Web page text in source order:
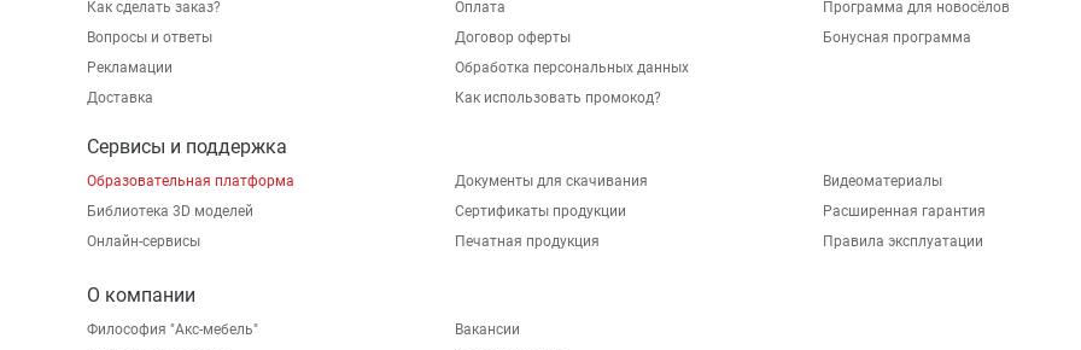
Как сделать заказ?
Вопросы и ответы
Рекламации
Доставка
Оплата
Договор оферты
Обработка персональных данных
Как использовать промокод?
Программа для новосёлов
Бонусная программа
Сервисы и поддержка
Образовательная платформа
Библиотека 3D моделей
Онлайн-сервисы
Документы для скачивания
Сертификаты продукции
Печатная продукция
Видеоматериалы
Расширенная гарантия
Правила эксплуатации
О компании
Философия "Акс-мебель"
Вакансии